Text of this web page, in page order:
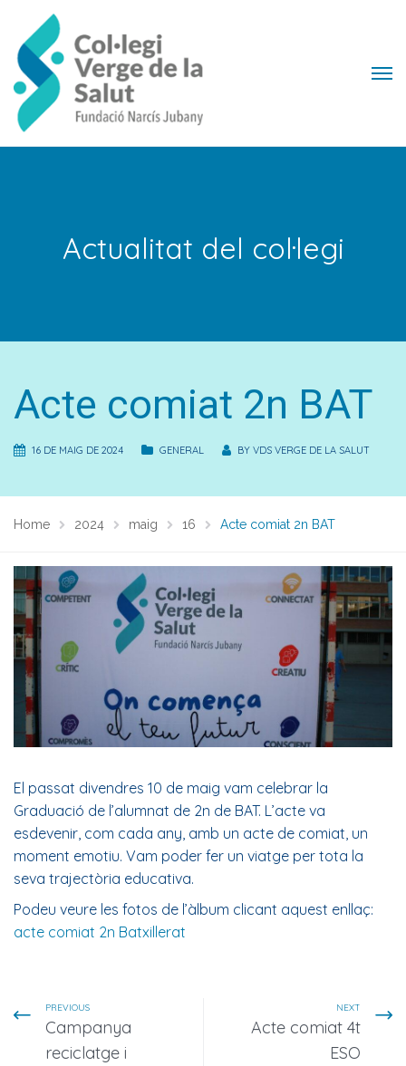
Actualitat del col·legi
Acte comiat 2n BAT
16 DE MAIG DE 2024 GENERAL BY VDS VERGE DE LA SALUT
Home 2024 maig 16 Acte comiat 2n BAT
El passat divendres 10 de maig vam celebrar la
Graduació de l’alumnat de 2n de BAT. L’acte va
esdevenir, com cada any, amb un acte de comiat, un
moment emotiu. Vam poder fer un viatge per tota la
seva trajectòria educativa.
Podeu veure les fotos de l’àlbum clicant aquest enllaç:
acte comiat 2n Batxillerat
PREVIOUS
Campanya
reciclatge i
NEXT
Acte comiat 4t
ESO